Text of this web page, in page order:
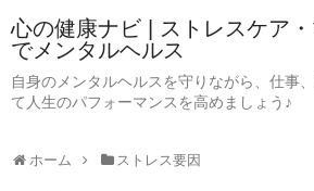
心の健康ナビ | ストレスケア
でメンタルヘルス
自身のメンタルヘルスを守りながら、仕事
て人生のパフォーマンスを高めましょう♪
ホーム ストレス要因